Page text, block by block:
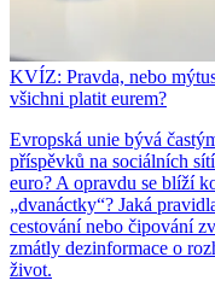
KVÍZ: Pravda, nebo
všichni platit eurem?
Evropská unie bývá
příspěvků na sociálních
euro? A opravdu se blíží
„dvanáctky“? Jaká
cestování nebo čipování
zmátly dezinformace o
život.